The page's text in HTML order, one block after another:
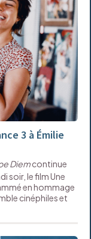
3 à Émilie
Diemcontinue
soir, le film Une
en hommage
cinéphiles et